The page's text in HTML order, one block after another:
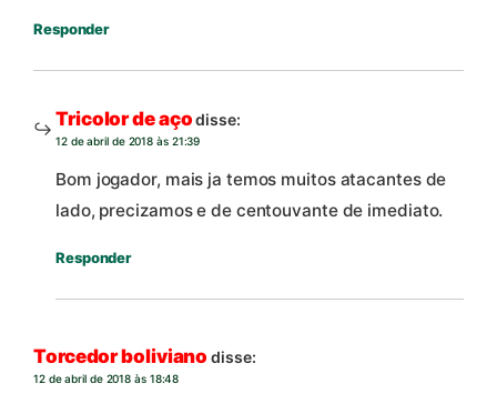
Responder
Tricolor de aço disse:
12 de abril de 2018 às 21:39
Bom jogador, mais ja temos muitos atacantes de
lado, precizamos e de centouvante de imediato.
Responder
Torcedor boliviano disse:
12 de abril de 2018 às 18:48